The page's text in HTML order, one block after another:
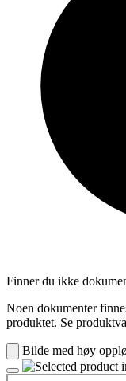
Finner du ikke
Noen dokumenter
produktet. Se
Bilde med høy